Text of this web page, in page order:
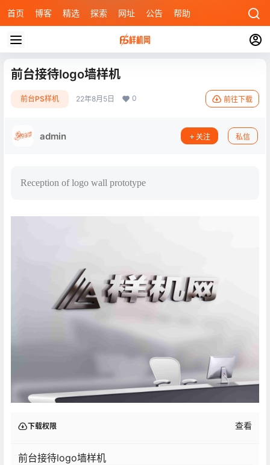
首页 博客 精选 探索 网址 公告 帮助
前台接待logo墙样机
前台PS样机 22年8月5日 0 前往下载
admin 关注 私信
Reception of logo wall prototype
下载权限 查看
前台接待logo墙样机